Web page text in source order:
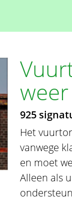
925
Het
vanwege
en moet
Alleen als